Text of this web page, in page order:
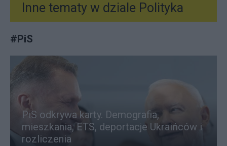
Inne tematy w dziale Polityka
#PiS
PiS odkrywa karty. Demografia,
mieszkania, ETS, deportacje Ukraińców i
rozliczenia